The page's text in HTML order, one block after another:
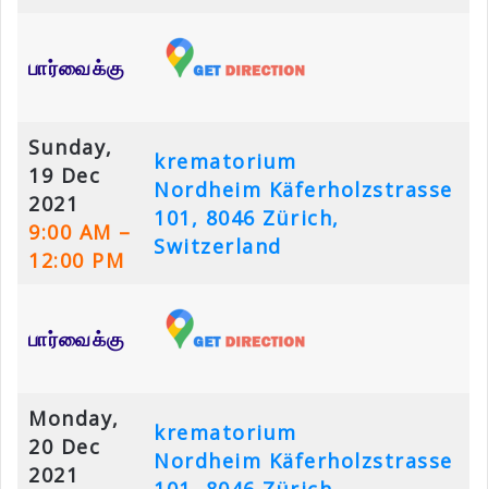
பார்வைக்கு
Sunday,
19 Dec
2021
9:00 AM –
12:00 PM
krematorium
Nordheim Käferholzstrasse
101, 8046 Zürich,
Switzerland
பார்வைக்கு
Monday,
20 Dec
2021
krematorium
Nordheim Käferholzstrasse